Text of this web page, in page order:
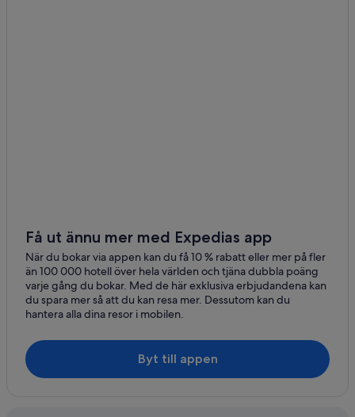
Få ut ännu mer med Expedias app
När du bokar via appen kan du få 10 % rabatt eller mer på fler
än 100 000 hotell över hela världen och tjäna dubbla poäng
varje gång du bokar. Med de här exklusiva erbjudandena kan
du spara mer så att du kan resa mer. Dessutom kan du
hantera alla dina resor i mobilen.
Byt till appen